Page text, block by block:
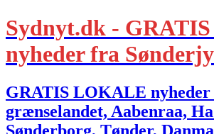
Sydnyt.dk -
nyheder fra
GRATIS LOKALE
grænselandet, Aabenraa,